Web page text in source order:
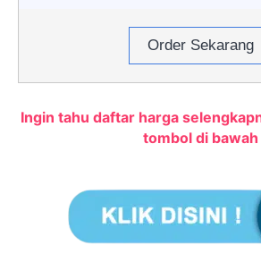
Order Sekarang
Ingin tahu daftar harga
tombol di bawah